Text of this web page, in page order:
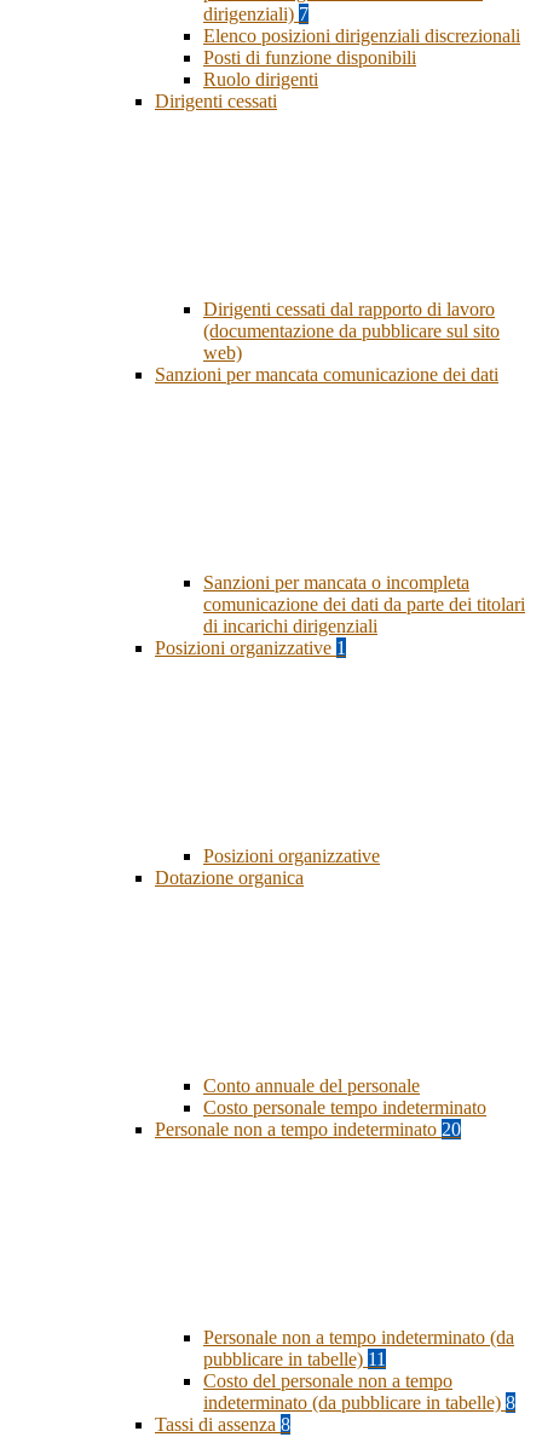
dirigenziali) 7
Elenco posizioni dirigenziali discrezionali
Posti di funzione disponibili
Ruolo dirigenti
Dirigenti cessati
Dirigenti cessati dal rapporto di lavoro
(documentazione da pubblicare sul sito
web)
Sanzioni per mancata comunicazione dei dati
Sanzioni per mancata o incompleta
comunicazione dei dati da parte dei titolari
di incarichi dirigenziali
Posizioni organizzative 1
Posizioni organizzative
Dotazione organica
Conto annuale del personale
Costo personale tempo indeterminato
Personale non a tempo indeterminato 20
Personale non a tempo indeterminato (da
pubblicare in tabelle) 11
Costo del personale non a tempo
indeterminato (da pubblicare in tabelle) 8
Tassi di assenza 8